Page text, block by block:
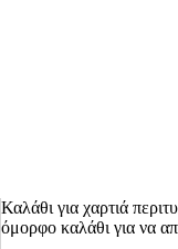
Καλάθι για χαρτιά
όμορφο καλάθι για να